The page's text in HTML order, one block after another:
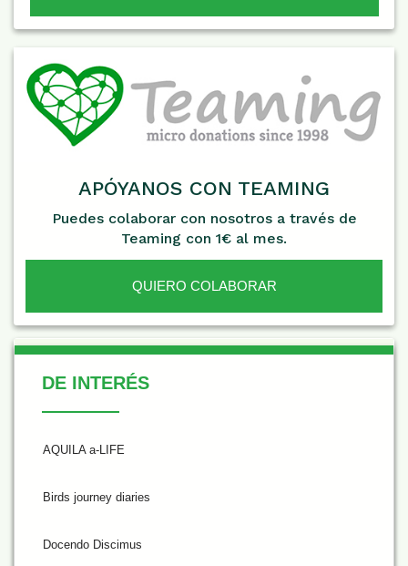
APÓYANOS CON TEAMING
Puedes colaborar con nosotros a través de
Teaming con 1€ al mes.
QUIERO COLABORAR
De Interés
DE INTERÉS
AQUILA a-LIFE
Birds journey diaries
Docendo Discimus